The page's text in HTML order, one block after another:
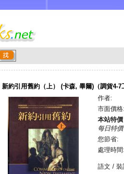
新約引用舊約（上） (卡森, 畢爾)（調貨4-7
作者:
市面價格:
本站特價
每日特價
您節省:
處理時間:
語文 / 裝